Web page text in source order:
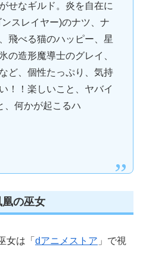
せなギルド。炎を自在に
スレイヤー)のナツ、ナ
飛べる猫のハッピー、星
の造形魔導士のグレイ、
ど、個性たっぷり、気持
！！楽しいこと、ヤバイ
、何かが起こるハ
の巫女
女は「 dアニメストア 」で視